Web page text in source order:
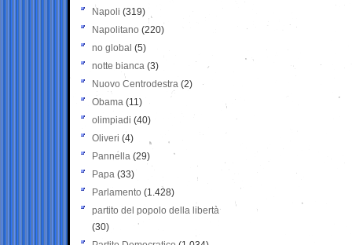
Napoli (319)
Napolitano (220)
no global (5)
notte bianca (3)
Nuovo Centrodestra (2)
Obama (11)
olimpiadi (40)
Oliveri (4)
Pannella (29)
Papa (33)
Parlamento (1.428)
partito del popolo della libertà
(30)